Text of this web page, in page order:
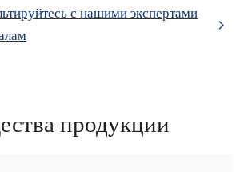
с нашими экспертами
продукции